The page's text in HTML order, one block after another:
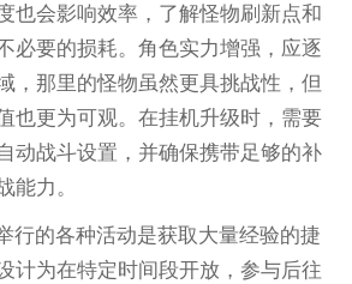
也会影响效率，了解怪物刷新点和
必要的损耗。角色实力增强，应逐
，那里的怪物虽然更具挑战性，但
也更为可观。在挂机升级时，需要
动战斗设置，并确保携带足够的补
能力。
行的各种活动是获取大量经验的捷
计为在特定时间段开放，参与后往